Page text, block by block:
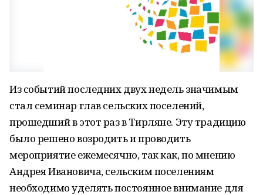
Из событий последних двух недель значимым
стал семинар глав сельских поселений,
прошедший в этот раз в Тирляне. Эту традицию
было решено возродить и проводить
мероприятие ежемесячно, так как, по мнению
Андрея Ивановича, сельским поселениям
необходимо уделять постоянное внимание для